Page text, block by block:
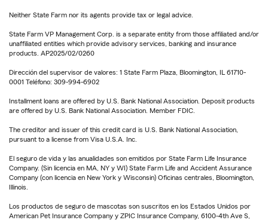
Neither State Farm nor its agents provide tax or legal advice.
State Farm VP Management Corp. is a separate entity from those affiliated and/or
unaffiliated entities which provide advisory services, banking and insurance
products. AP2025/02/0260
Dirección del supervisor de valores: 1 State Farm Plaza, Bloomington, IL 61710-
0001 Teléfono: 309-994-6902
Installment loans are offered by U.S. Bank National Association. Deposit products
are offered by U.S. Bank National Association. Member FDIC.
The creditor and issuer of this credit card is U.S. Bank National Association,
pursuant to a license from Visa U.S.A. Inc.
El seguro de vida y las anualidades son emitidos por State Farm Life Insurance
Company. (Sin licencia en MA, NY y WI) State Farm Life and Accident Assurance
Company (con licencia en New York y Wisconsin) Oficinas centrales, Bloomington,
Illinois.
Los productos de seguro de mascotas son suscritos en los Estados Unidos por
American Pet Insurance Company y ZPIC Insurance Company, 6100-4th Ave S,